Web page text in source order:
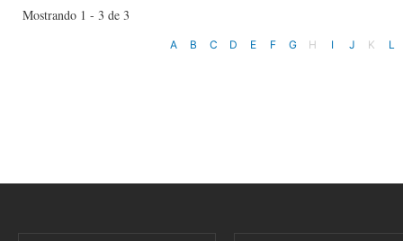
Mostrando 1 - 3 de 3
A B C D E F G H I J K L